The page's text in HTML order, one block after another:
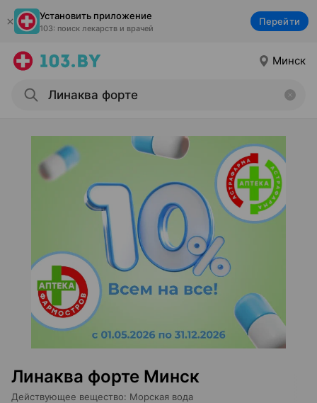
Установить приложение
103: поиск лекарств и врачей
Перейти
Минск
Линаква форте Минск
Действующее вещество: Морская вода